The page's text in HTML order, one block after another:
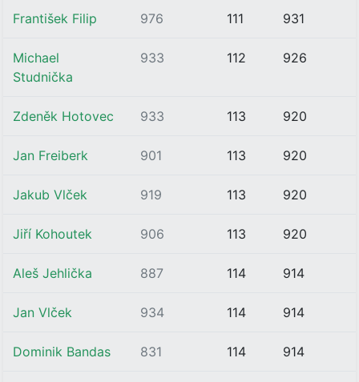
František Filip 976 111 931
Michael
Studnička
933 112 926
Zdeněk Hotovec 933 113 920
Jan Freiberk 901 113 920
Jakub Vlček 919 113 920
Jiří Kohoutek 906 113 920
Aleš Jehlička 887 114 914
Jan Vlček 934 114 914
Dominik Bandas 831 114 914